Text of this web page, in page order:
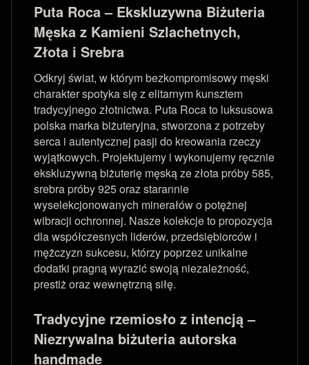
Puta Roca – Ekskluzywna Biżuteria
Męska z Kamieni Szlachetnych,
Złota i Srebra
Odkryj świat, w którym bezkompromisowy męski
charakter spotyka się z elitarnym kunsztem
tradycyjnego złotnictwa. Puta Roca to luksusowa
polska marka biżuteryjna, stworzona z potrzeby
serca i autentycznej pasji do kreowania rzeczy
wyjątkowych. Projektujemy i wykonujemy ręcznie
ekskluzywną biżuterię męską ze złota próby 585,
srebra próby 925 oraz starannie
wyselekcjonowanych minerałów o potężnej
wibracji ochronnej. Nasze kolekcje to propozycja
dla współczesnych liderów, przedsiębiorców i
mężczyzn sukcesu, którzy poprzez unikalne
dodatki pragną wyrazić swoją niezależność,
prestiż oraz wewnętrzną siłę.
Tradycyjne rzemiosło z intencją –
Niezrywalna biżuteria autorska
handmade